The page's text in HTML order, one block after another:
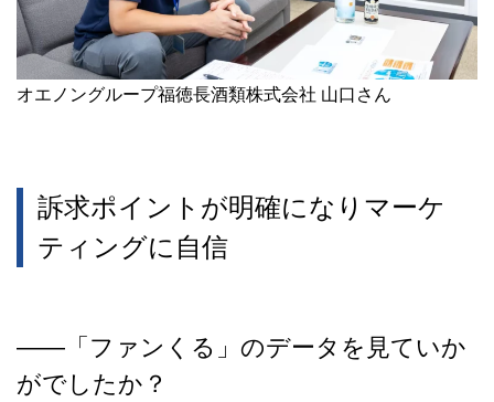
オエノングループ福徳長酒類株式会社 山口さん
訴求ポイントが明確になりマーケ
ティングに自信
―― 「ファンくる」のデータを見ていか
がでしたか？